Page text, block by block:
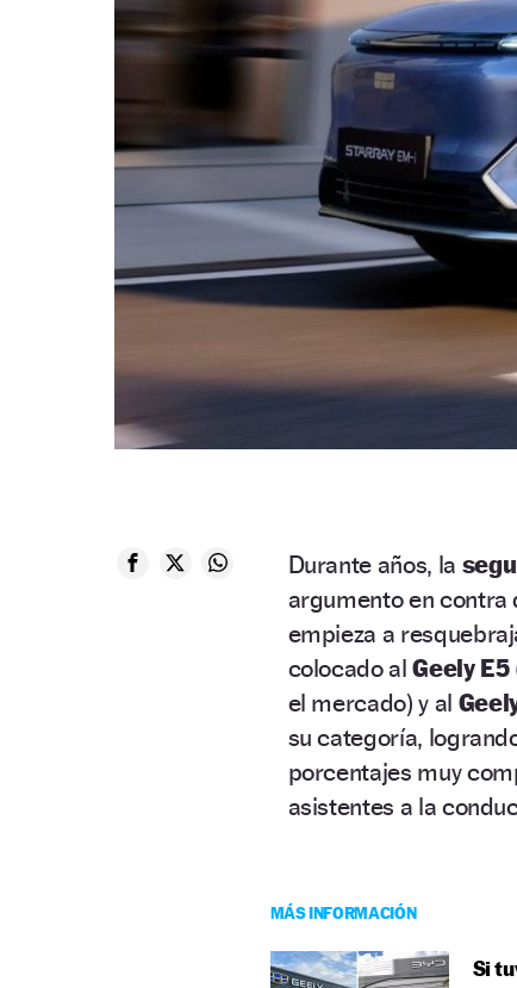
Durante años, la
argumento en contra
empieza a
colocado alGeely E5
el mercado) y al
su categoría,
porcentajes muy
asistentes a la
MÁS INFORMACIÓN
Si